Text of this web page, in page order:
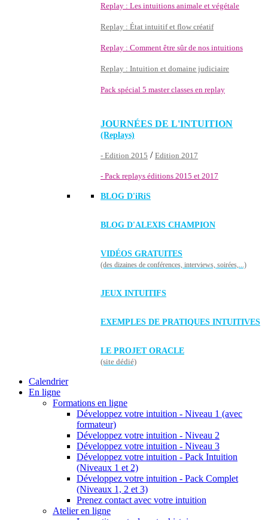
Replay : Les intuitions animale et végétale
Replay : État intuitif et flow créatif
Replay : Comment être sûr de nos intuitions
Replay : Intuition et domaine judiciaire
Pack spécial 5 master classes en replay
JOURNÉES DE L'INTUITION
(Replays)
- Edition 2015 / Edition 2017
- Pack replays éditions 2015 et 2017
BLOG D'iRiS
BLOG D'ALEXIS CHAMPION
VIDÉOS GRATUITES
(des dizaines de conférences, interviews, soirées,...)
JEUX INTUITIFS
EXEMPLES DE PRATIQUES INTUITIVES
LE PROJET ORACLE
(site dédié)
Calendrier
En ligne
Formations en ligne
Développez votre intuition - Niveau 1 (avec
formateur)
Développez votre intuition - Niveau 2
Développez votre intuition - Niveau 3
Développez votre intuition - Pack Intuition
(Niveaux 1 et 2)
Développez votre intuition - Pack Complet
(Niveaux 1, 2 et 3)
Prenez contact avec votre intuition
Atelier en ligne